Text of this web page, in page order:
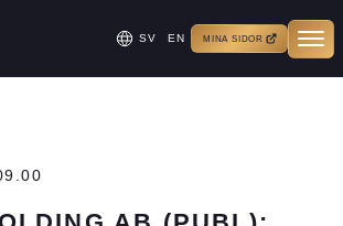
SV EN MINA SIDOR